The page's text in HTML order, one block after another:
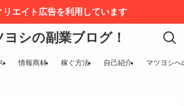
リエイト広告を利用しています
ヨシの副業ブログ！
情報商材 稼ぐ方法 自己紹介 マツヨシへ